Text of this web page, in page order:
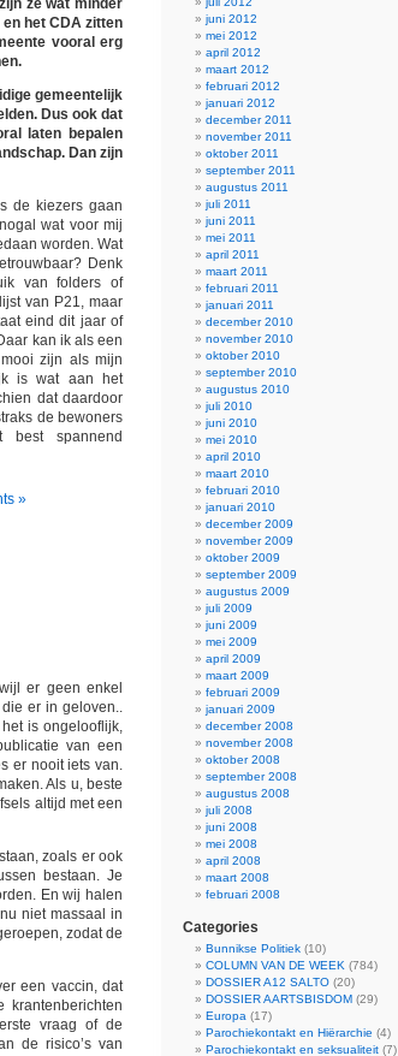
ze wat minder
het CDA zitten
vooral erg
gemeentelijk
Dus ook dat
laten bepalen
Dan zijn
de kiezers gaan
wat voor mij
worden. Wat
Denk
van folders of
van P21, maar
eind dit jaar of
kan ik als een
zijn als mijn
is wat aan het
dat daardoor
de bewoners
spannend
»
er geen enkel
er in geloven..
is ongelooflijk,
van een
er nooit iets van.
Als u, beste
altijd met een
zoals er ook
bestaan. Je
En wij halen
niet massaal in
zodat de
een vaccin, dat
vraag of de
de risico’s van
juni 2012
mei 2012
april 2012
maart 2012
februari 2012
januari 2012
december 2011
november 2011
oktober 2011
september 2011
augustus 2011
juli 2011
juni 2011
mei 2011
april 2011
maart 2011
februari 2011
januari 2011
december 2010
november 2010
oktober 2010
september 2010
augustus 2010
juli 2010
juni 2010
mei 2010
april 2010
maart 2010
februari 2010
januari 2010
december 2009
november 2009
oktober 2009
september 2009
augustus 2009
juli 2009
juni 2009
mei 2009
april 2009
maart 2009
februari 2009
januari 2009
december 2008
november 2008
oktober 2008
september 2008
augustus 2008
juli 2008
juni 2008
mei 2008
april 2008
maart 2008
februari 2008
Categories
Bunnikse Politiek (10)
COLUMN VAN DE WEEK (784)
DOSSIER A12 SALTO (20)
DOSSIER AARTSBISDOM (29)
Europa (17)
Parochiekontakt en Hiërarchie (4)
Parochiekontakt en seksualiteit (7)